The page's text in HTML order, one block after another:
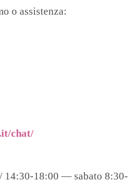
o assistenza:
chat/
14:30-18:00 — sabato 8:30-